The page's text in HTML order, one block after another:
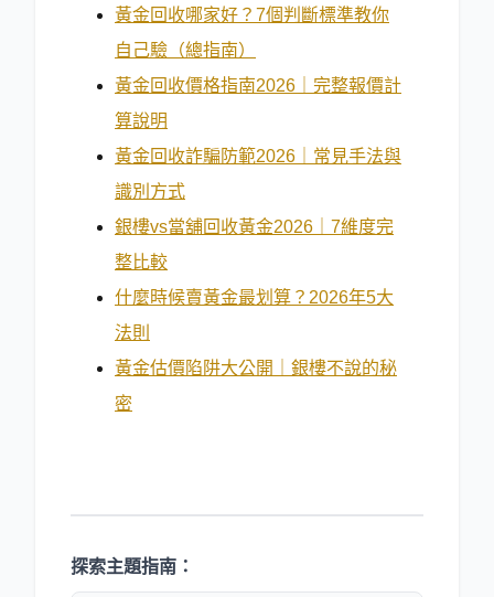
黃金回收哪家好？7個判斷標準教你
自己驗（總指南）
黃金回收價格指南2026｜完整報價計
算說明
黃金回收詐騙防範2026｜常見手法與
識別方式
銀樓vs當舖回收黃金2026｜7維度完
整比較
什麼時候賣黃金最划算？2026年5大
法則
黃金估價陷阱大公開｜銀樓不說的秘
密
探索主題指南：